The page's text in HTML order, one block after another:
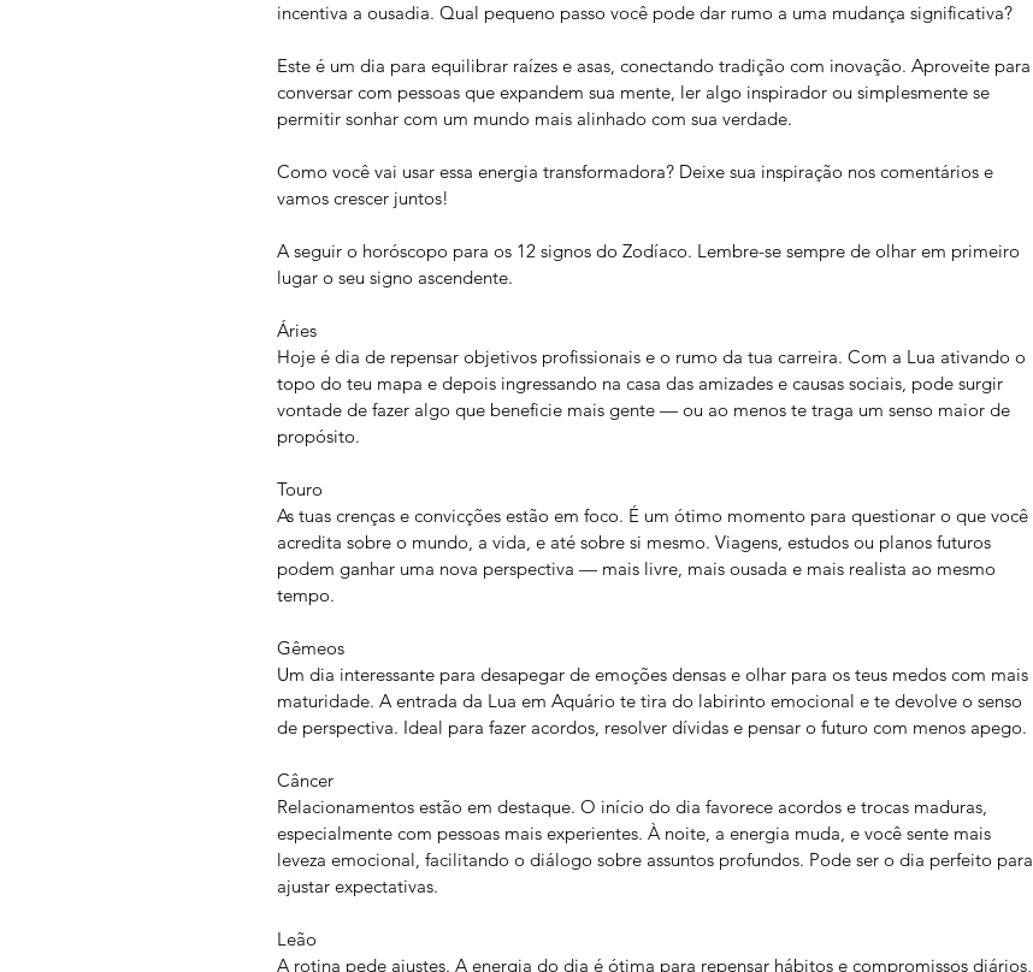
incentiva a ousadia. Qual pequeno passo você pode dar rumo a uma mudança significativa?
Este é um dia para equilibrar raízes e asas, conectando tradição com inovação. Aproveite para
conversar com pessoas que expandem sua mente, ler algo inspirador ou simplesmente se
permitir sonhar com um mundo mais alinhado com sua verdade.
Como você vai usar essa energia transformadora? Deixe sua inspiração nos comentários e
vamos crescer juntos!
A seguir o horóscopo para os 12 signos do Zodíaco. Lembre-se sempre de olhar em primeiro
lugar o seu signo ascendente.
Áries
Hoje é dia de repensar objetivos profissionais e o rumo da tua carreira. Com a Lua ativando o
topo do teu mapa e depois ingressando na casa das amizades e causas sociais, pode surgir
vontade de fazer algo que beneficie mais gente — ou ao menos te traga um senso maior de
propósito.
Touro
As tuas crenças e convicções estão em foco. É um ótimo momento para questionar o que você
acredita sobre o mundo, a vida, e até sobre si mesmo. Viagens, estudos ou planos futuros
podem ganhar uma nova perspectiva — mais livre, mais ousada e mais realista ao mesmo
tempo.
Gêmeos
Um dia interessante para desapegar de emoções densas e olhar para os teus medos com mais
maturidade. A entrada da Lua em Aquário te tira do labirinto emocional e te devolve o senso
de perspectiva. Ideal para fazer acordos, resolver dívidas e pensar o futuro com menos apego.
Câncer
Relacionamentos estão em destaque. O início do dia favorece acordos e trocas maduras,
especialmente com pessoas mais experientes. À noite, a energia muda, e você sente mais
leveza emocional, facilitando o diálogo sobre assuntos profundos. Pode ser o dia perfeito para
ajustar expectativas.
Leão
A rotina pede ajustes. A energia do dia é ótima para repensar hábitos e compromissos diários,